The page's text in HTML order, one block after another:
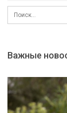
Важные